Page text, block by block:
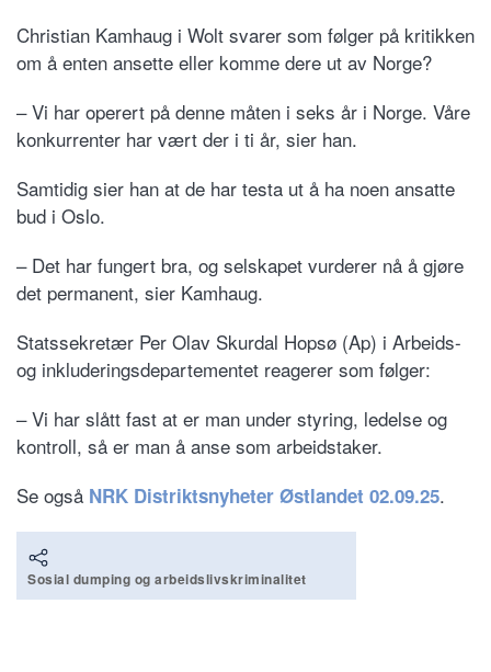
Christian Kamhaug i Wolt svarer som følger på kritikken
om å enten ansette eller komme dere ut av Norge?
– Vi har operert på denne måten i seks år i Norge. Våre
konkurrenter har vært der i ti år, sier han.
Samtidig sier han at de har testa ut å ha noen ansatte
bud i Oslo.
– Det har fungert bra, og selskapet vurderer nå å gjøre
det permanent, sier Kamhaug.
Statssekretær Per Olav Skurdal Hopsø (Ap) i Arbeids-
og inkluderingsdepartementet reagerer som følger:
– Vi har slått fast at er man under styring, ledelse og
kontroll, så er man å anse som arbeidstaker.
Se også NRK Distriktsnyheter Østlandet 02.09.25.
Sosial dumping og arbeidslivskriminalitet